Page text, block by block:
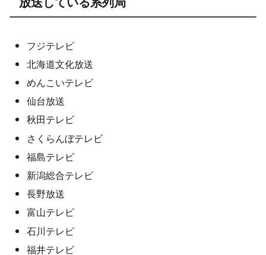
フジテレビ
北海道文化放送
めんこいテレビ
仙台放送
秋田テレビ
さくらんぼテレビ
福島テレビ
新潟総合テレビ
長野放送
富山テレビ
石川テレビ
福井テレビ